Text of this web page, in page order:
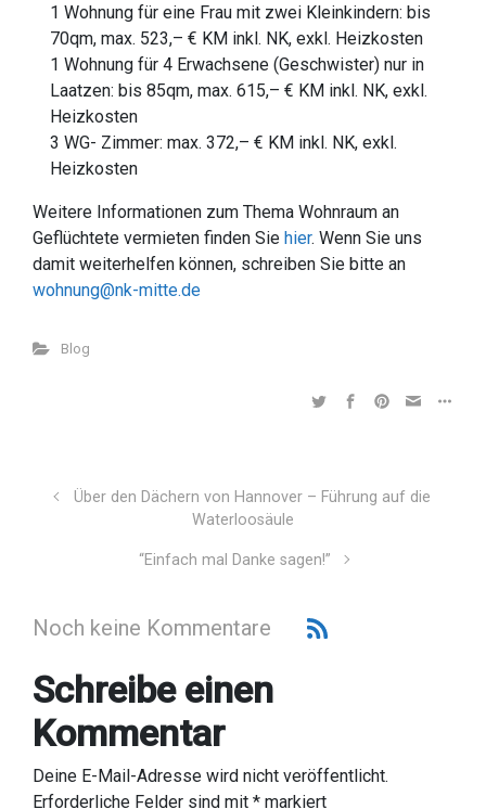
1 Wohnung für eine Frau mit zwei Kleinkindern: bis
70qm, max. 523,– € KM inkl. NK, exkl. Heizkosten
1 Wohnung für 4 Erwachsene (Geschwister) nur in
Laatzen: bis 85qm, max. 615,– € KM inkl. NK, exkl.
Heizkosten
3 WG- Zimmer: max. 372,– € KM inkl. NK, exkl.
Heizkosten
Weitere Informationen zum Thema Wohnraum an
Geflüchtete vermieten finden Sie hier. Wenn Sie uns
damit weiterhelfen können, schreiben Sie bitte an
wohnung@nk-mitte.de
Blog
Über den Dächern von Hannover – Führung auf die
Waterloosäule
“Einfach mal Danke sagen!”
Noch keine Kommentare
Schreibe einen
Kommentar
Deine E-Mail-Adresse wird nicht veröffentlicht.
Erforderliche Felder sind mit * markiert